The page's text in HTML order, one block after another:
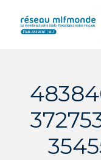
content